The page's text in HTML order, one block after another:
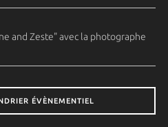
and Zeste" avec la photographe
ÉVÈNEMENTIEL